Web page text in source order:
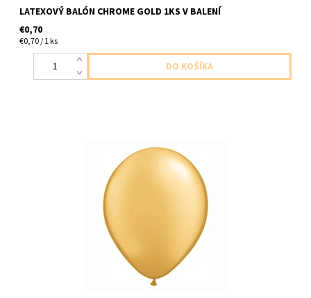
LATEXOVÝ BALÓN CHROME GOLD 1KS V BALENÍ
€0,70
€0,70 / 1 ks
latexovy balon metalicka studena zlata 1ks v balení veľkosť cca
27cm dodavame nenfukany